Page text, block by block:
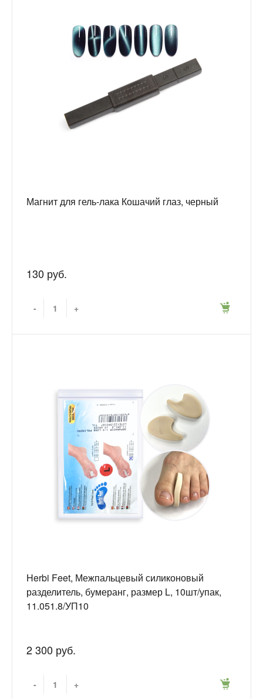
Магнит для гель-лака Кошачий глаз, черный
130 руб.
- +
Herbi Feet, Межпальцевый силиконовый
разделитель, бумеранг, размер L, 10шт/упак,
11.051.8/УП10
2 300 руб.
- +